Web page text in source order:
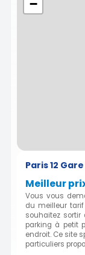
−
Paris 12
Meilleur
Vous vous
du meilleur
souhaitez sortir
parking à petit
endroit. Ce site
particuliers